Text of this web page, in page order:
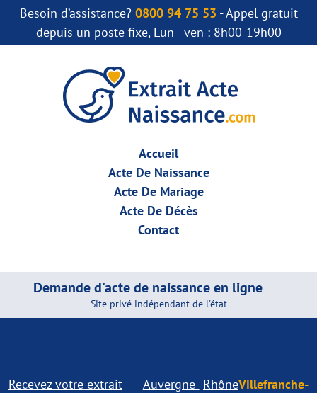
Besoin d’assistance? 0800 94 75 53 - Appel gratuit
depuis un poste fixe, Lun - ven : 8h00-19h00
Accueil
Acte De Naissance
Acte De Mariage
Acte De Décès
Contact
Demande d'acte de naissance en ligne
Site privé indépendant de l'état
Recevez votre extrait
Auvergne- RhôneVillefranche-